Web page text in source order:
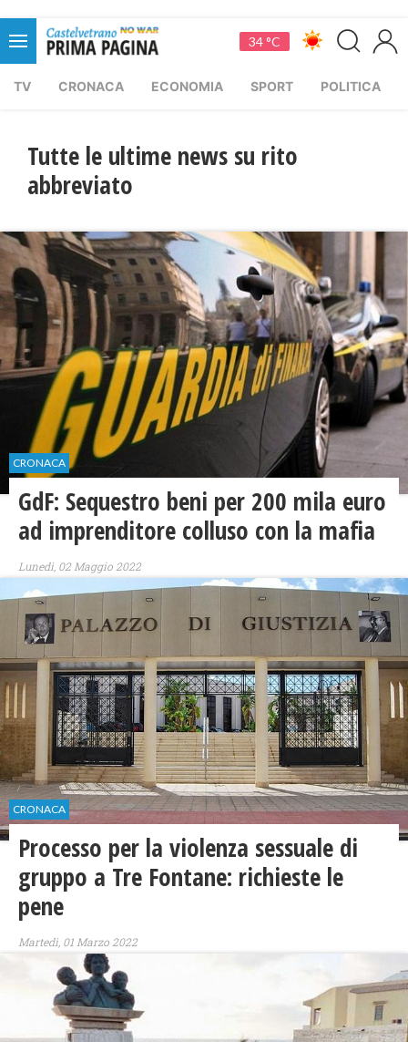
34 °C
TV CRONACA ECONOMIA SPORT POLITICA
Tutte le ultime news su rito
abbreviato
CRONACA
GdF: Sequestro beni per 200 mila euro
ad imprenditore colluso con la mafia
Lunedì, 02 Maggio 2022
CRONACA
Processo per la violenza sessuale di
gruppo a Tre Fontane: richieste le
pene
Martedì, 01 Marzo 2022